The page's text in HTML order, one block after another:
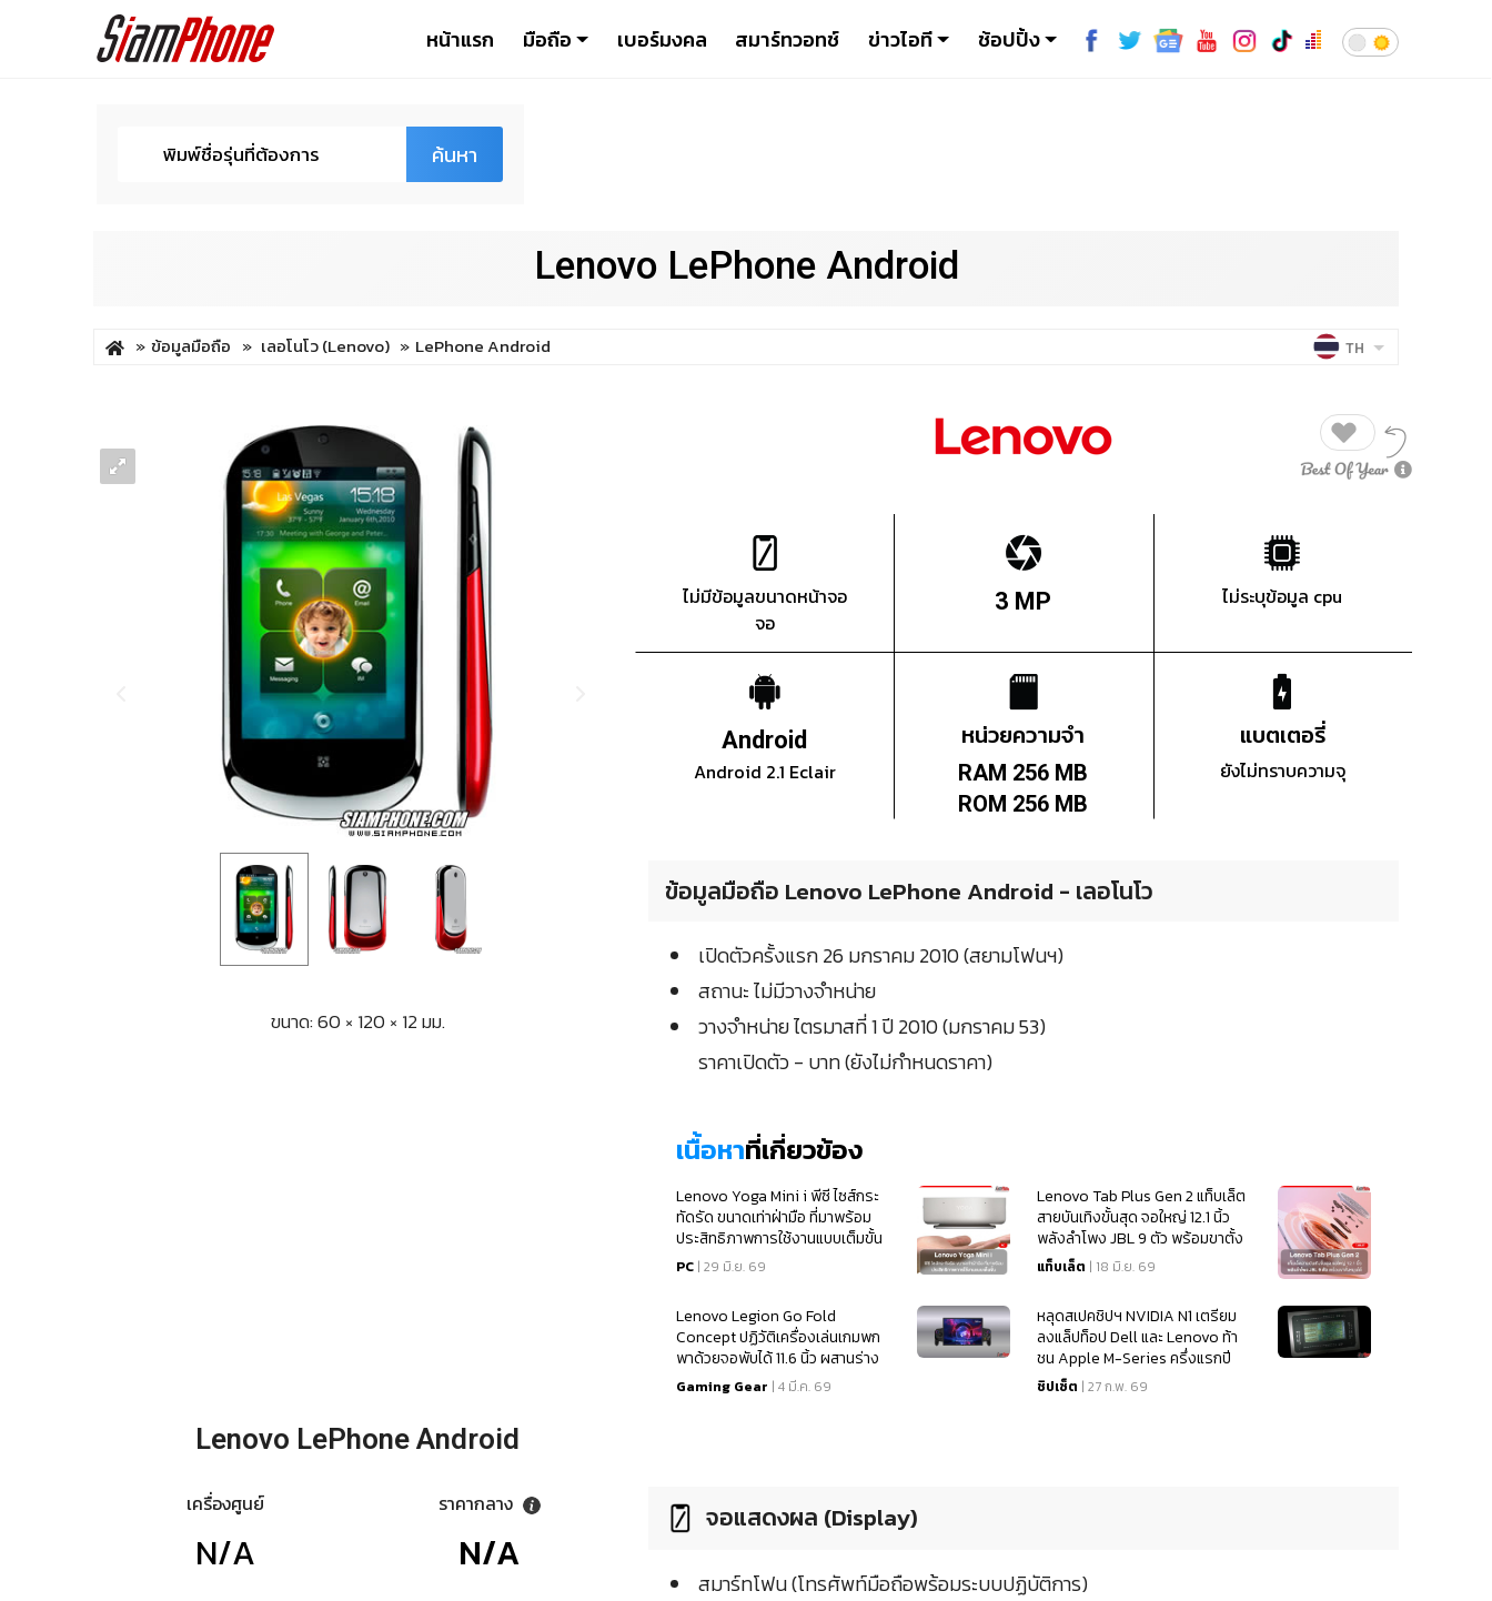
หน้าแรก มือถือ เบอร์มงคล สมาร์ทวอทช์ ข่าวไอที ช้อปปิ้ง
ค้นหา
Lenovo LePhone Android
ข้อมูลมือถือ เลอโนโว (Lenovo) LePhone Android TH
ขนาด: 60 × 120 × 12 มม.
Lenovo LePhone Android
เครื่องศูนย์
N/A
ราคากลาง
N/A
ไม่มีข้อมูลขนาดหน้าจอ
จอ
3 MP ไม่ระบุข้อมูล cpu
Android
Android 2.1 Eclair
หน่วยความจำ
RAM 256 MB
ROM 256 MB
แบตเตอรี่
ยังไม่ทราบความจุ
ข้อมูลมือถือ Lenovo LePhone Android - เลอโนโว
เปิดตัวครั้งแรก 26 มกราคม 2010 (สยามโฟนฯ)
สถานะ ไม่มีวางจำหน่าย
วางจำหน่าย ไตรมาสที่ 1 ปี 2010 (มกราคม 53)
ราคาเปิดตัว - บาท (ยังไม่กำหนดราคา)
เนื้อหาที่เกี่ยวข้อง
Lenovo Yoga Mini i พีซี ไซส์กระ
ทัดรัด ขนาดเท่าฝ่ามือ ที่มาพร้อม
ประสิทธิภาพการใช้งานแบบเต็มขั้น
PC | 29 มิ.ย. 69
Lenovo Tab Plus Gen 2 แท็บเล็ต
สายบันเทิงขั้นสุด จอใหญ่ 12.1 นิ้ว
พลังลำโพง JBL 9 ตัว พร้อมขาตั้ง
หมุนได้ 360 องศา
แท็บเล็ต | 18 มิ.ย. 69
Lenovo Legion Go Fold
Concept ปฏิวัติเครื่องเล่นเกมพก
พาด้วยจอพับได้ 11.6 นิ้ว ผสานร่าง
เดสก์ท็อปในเครื่องเดียว
Gaming Gear | 4 มี.ค. 69
หลุดสเปคชิปฯ NVIDIA N1 เตรียม
ลงแล็ปท็อป Dell และ Lenovo ท้า
ชน Apple M-Series ครึ่งแรกปี
2026
ชิปเซ็ต | 27 ก.พ. 69
จอแสดงผล (Display)
สมาร์ทโฟน (โทรศัพท์มือถือพร้อมระบบปฏิบัติการ)